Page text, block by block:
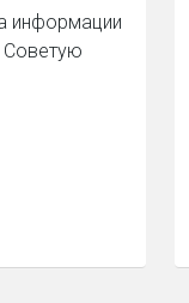
информации
Советую